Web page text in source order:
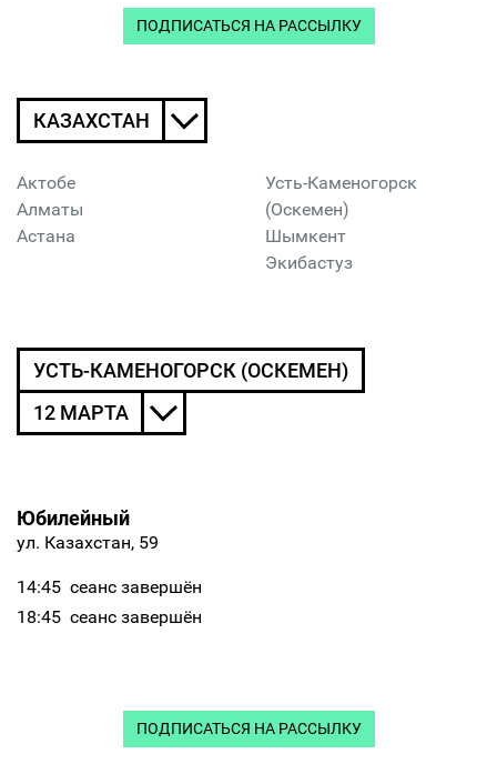
ПОДПИСАТЬСЯ НА РАССЫЛКУ
КАЗАХСТАН
Актобе
Алматы
Астана
Усть-Каменогорск
(Оскемен)
Шымкент
Экибастуз
УСТЬ-КАМЕНОГОРСК (ОСКЕМЕН)
12 МАРТА
Юбилейный
ул. Казахстан, 59
14:45 сеанс завершён
18:45 сеанс завершён
ПОДПИСАТЬСЯ НА РАССЫЛКУ